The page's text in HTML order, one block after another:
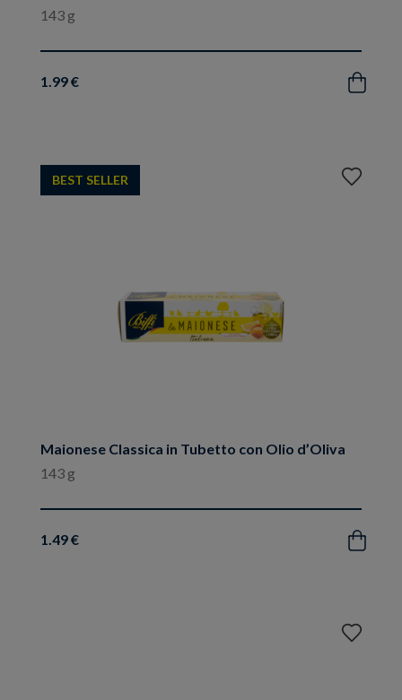
143 g
1.99 € Acquista
Maionese Classica in Tubetto con Olio d’Oliva
143 g
1.49 € Acquista
BEST SELLER
Aggiungi
Aggiungi